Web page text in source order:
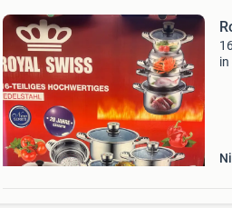
in